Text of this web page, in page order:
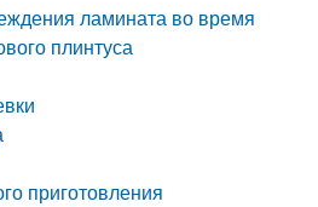
ламината во время
плинтуса
приготовления